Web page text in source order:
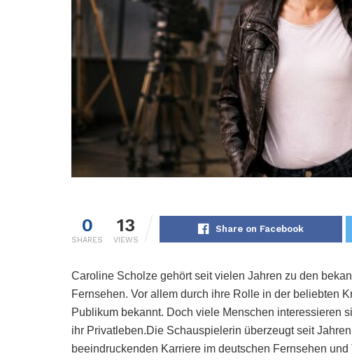
0
SHARES
13
VIEWS
Share on Facebook
Caroline Scholze gehört seit vielen Jahren zu den
Fernsehen. Vor allem durch ihre Rolle in der beliebten
Publikum bekannt. Doch viele Menschen interessieren
ihr Privatleben.Die Schauspielerin überzeugt seit
beeindruckenden Karriere im deutschen Fernsehen und